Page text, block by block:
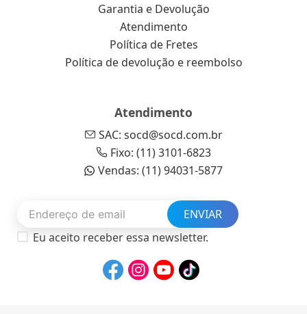
Garantia e Devolução
Atendimento
Política de Fretes
Política de devolução e reembolso
Atendimento
SAC: socd@socd.com.br
Fixo: (11) 3101-6823
Vendas: (11) 94031-5877
ENVIAR
Eu aceito receber essa newsletter.